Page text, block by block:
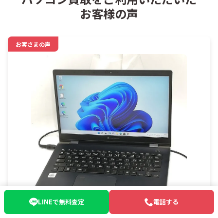
お客様の声
お客さまの声
ノートパソコン 買取 東京都渋谷区 ｜東京都渋谷区ま
電話する
LINEで無料査定